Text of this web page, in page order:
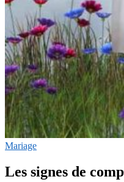
Mariage
Les signes de